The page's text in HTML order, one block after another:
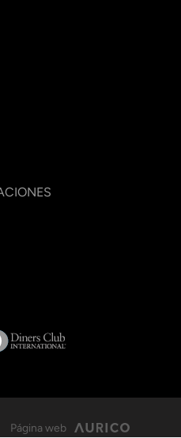
Página web